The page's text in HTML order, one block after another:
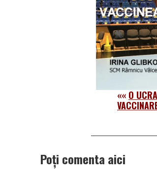
«« O
Poți comenta aici